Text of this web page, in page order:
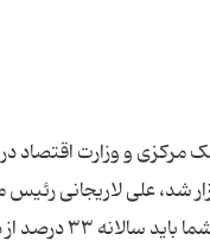
مرکزی و وزارت اقتصاد
شد، علی لاریجانی
داشت: این گزارش حاوی